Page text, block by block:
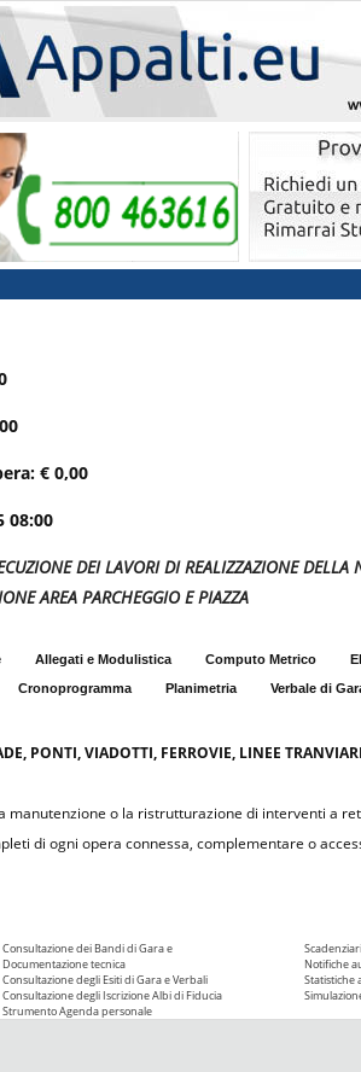
€ 0,00
08:00
DEI LAVORI DI REALIZZAZIONE
AREA PARCHEGGIO E PIAZZA
Allegati e Modulistica Computo Metrico
Cronoprogramma Planimetria Verbale di
PONTI, VIADOTTI, FERROVIE, LINEE
manutenzione o la ristrutturazione di interventi a
di ogni opera connessa, complementare o
Consultazione dei Bandi di Gara e
Documentazione tecnica
Consultazione degli Esiti di Gara e Verbali
Consultazione degli Iscrizione Albi di Fiducia
Strumento Agenda personale
Notifiche
Statistiche